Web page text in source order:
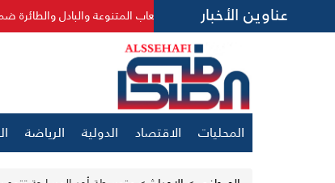
عناوين الأخبار
ضمن بطولة الشيخ عثمان بن صقر الرياضية 2026
المحليات الاقتصاد الدولية الرياضة